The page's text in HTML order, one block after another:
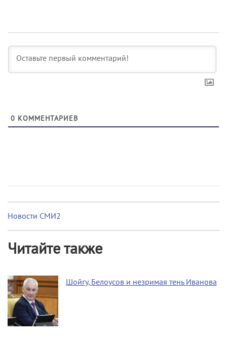
0 КОММЕНТАРИЕВ
Новости СМИ2
Читайте также
Шойгу, Белоусов и незримая тень Иванова